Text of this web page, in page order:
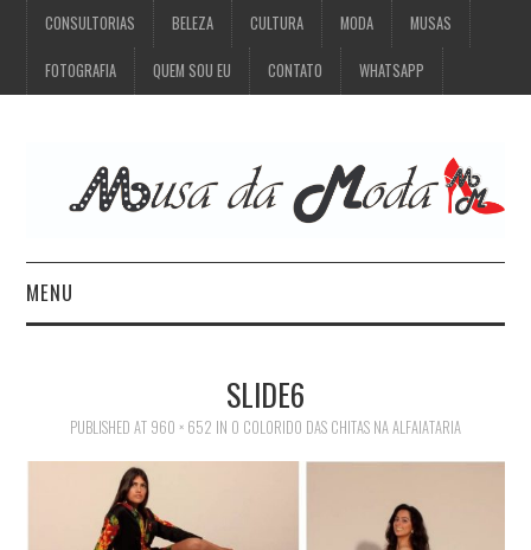
CONSULTORIAS BELEZA CULTURA MODA MUSAS
FOTOGRAFIA QUEM SOU EU CONTATO WHATSAPP
MENU
CULTURA
MODA
SLIDE6
PUBLISHED AT 960 × 652 IN O COLORIDO DAS CHITAS NA ALFAIATARIA